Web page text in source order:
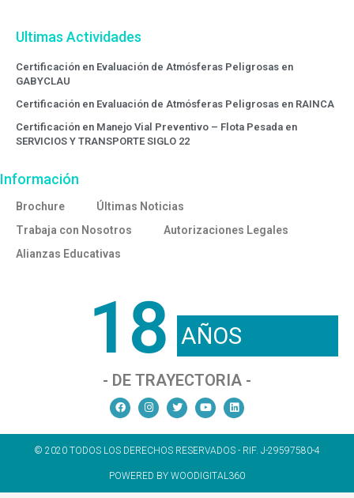
Ultimas Actividades
Certificación en Evaluación de Atmósferas Peligrosas en
GABYCLAU
Certificación en Evaluación de Atmósferas Peligrosas en RAINCA
Certificación en Manejo Vial Preventivo – Flota Pesada en
SERVICIOS Y TRANSPORTE SIGLO 22
Información
Brochure
Últimas Noticias
Trabaja con Nosotros
Autorizaciones Legales
Alianzas Educativas
18 AÑOS
- DE TRAYECTORIA -
© 2020 TODOS LOS DERECHOS RESERVADOS - RIF. J-29597580-4
POWERED BY WOODIGITAL360